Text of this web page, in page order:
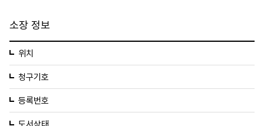
소장 정보
위치
청구기호
등록번호